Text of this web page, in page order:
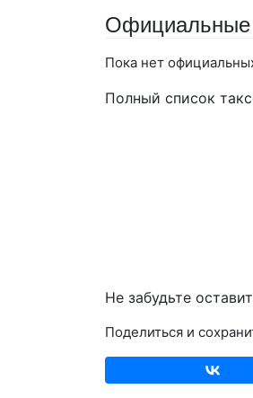
Официальные
Пока нет
Полный список
Не забудьте
Поделиться и